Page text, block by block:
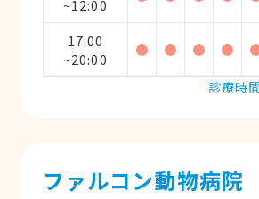
~12:00
17:00
~20:00
● ● ● ●
診療時
ファルコン動物病院